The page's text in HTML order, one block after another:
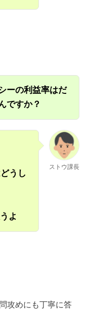
ーの利益率はだ
ですか？
うし
よ
ストウ課長
攻めにも丁寧に答